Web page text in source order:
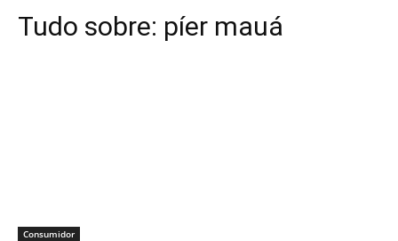
Tudo sobre: píer mauá
Consumidor